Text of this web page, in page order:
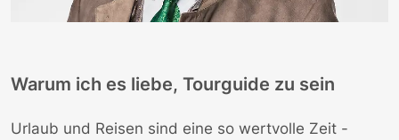
Warum ich es liebe, Tourguide zu sein
Urlaub und Reisen sind eine so wertvolle Zeit -